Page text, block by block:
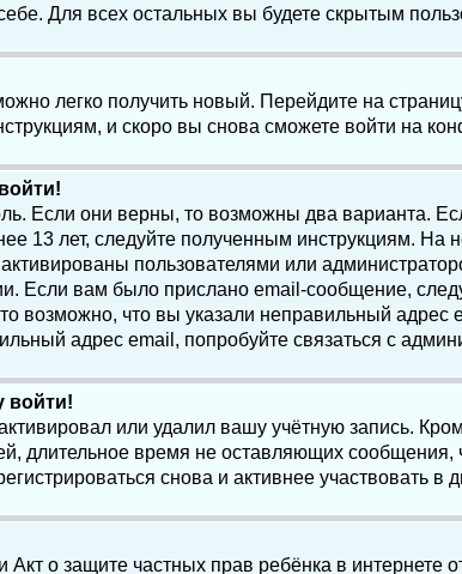
Для всех остальных вы будете скрытым
легко получить новый. Перейдите на
и скоро вы снова сможете войти на
Если они верны, то возможны два варианта.
13 лет, следуйте полученным инструкциям. На
пользователями или
Если вам было прислано email-сообщение,
возможно, что вы указали неправильный адрес
адрес email, попробуйте связаться с
войти!
или удалил вашу учётную запись.
длительное время не оставляющих
снова и активнее участвовать в
о защите частных прав ребёнка в интернете